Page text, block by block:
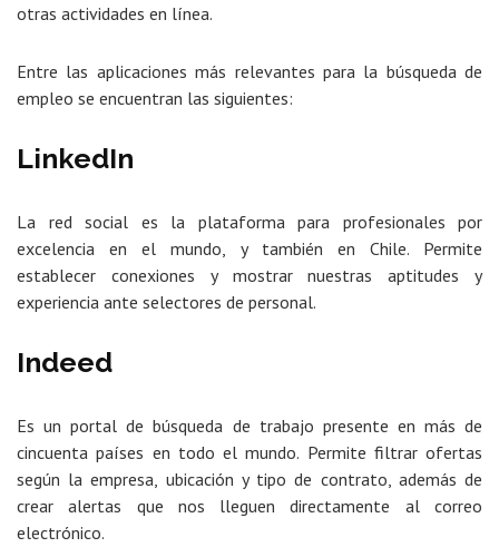
otras actividades en línea.
Entre las aplicaciones más relevantes para la búsqueda de
empleo se encuentran las siguientes:
LinkedIn
La red social es la plataforma para profesionales por
excelencia en el mundo, y también en Chile. Permite
establecer conexiones y mostrar nuestras aptitudes y
experiencia ante selectores de personal.
Indeed
Es un portal de búsqueda de trabajo presente en más de
cincuenta países en todo el mundo. Permite filtrar ofertas
según la empresa, ubicación y tipo de contrato, además de
crear alertas que nos lleguen directamente al correo
electrónico.